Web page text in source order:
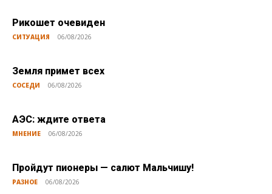
Рикошет очевиден
СИТУАЦИЯ 06/08/2026
Земля примет всех
СОСЕДИ 06/08/2026
АЭС: ждите ответа
МНЕНИЕ 06/08/2026
Пройдут пионеры — салют Мальчишу!
РАЗНОЕ 06/08/2026